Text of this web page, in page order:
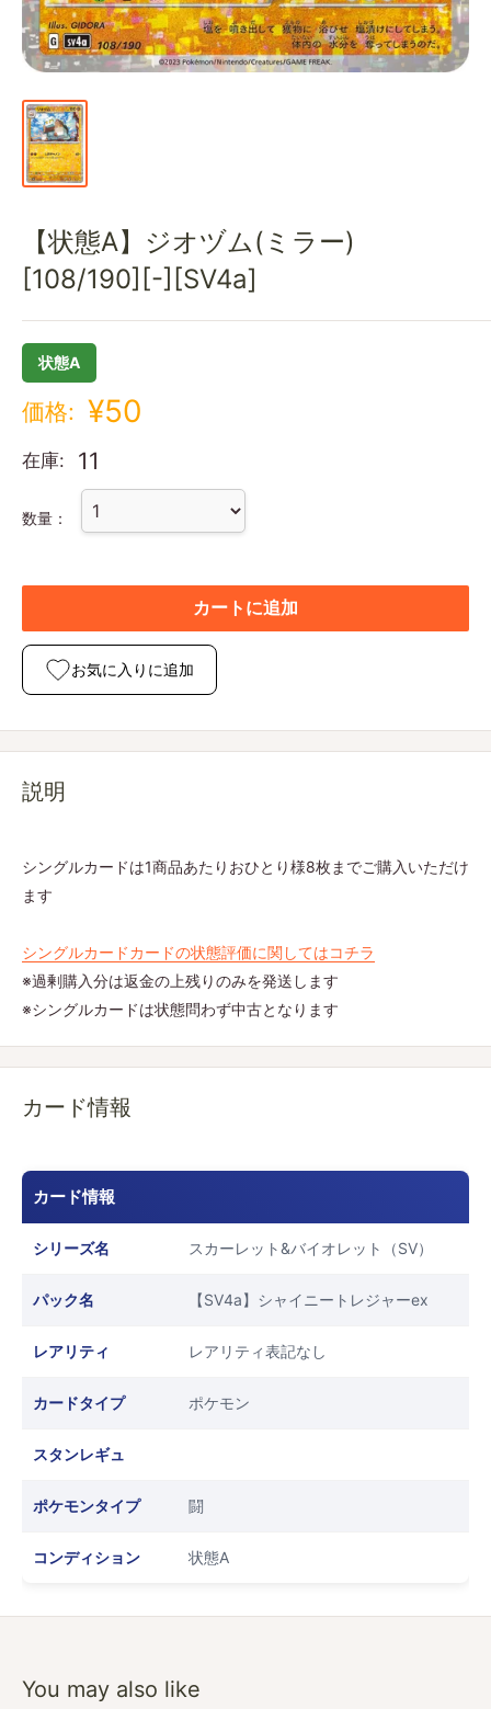
【状態A】ジオヅム(ミラー)
[108/190][-][SV4a]
状態A
価格: ¥50
在庫: 11
数量：
カートに追加
お気に入りに追加
説明
シングルカードは1商品あたりおひとり様8枚までご購入いただけ
ます
シングルカードカードの状態評価に関してはコチラ
※過剰購入分は返金の上残りのみを発送します
※シングルカードは状態問わず中古となります
カード情報
カード情報
シリーズ名 スカーレット&バイオレット（SV）
パック名 【SV4a】シャイニートレジャーex
レアリティ レアリティ表記なし
カードタイプ ポケモン
スタンレギュ
ポケモンタイプ 闘
コンディション 状態A
You may also like